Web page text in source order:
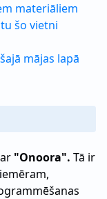
materiāliem
šo vietni
mājas lapā
"Onoora". Tā ir